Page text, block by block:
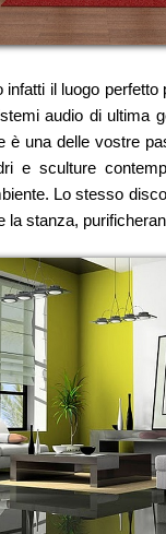
infatti il luogo perfetto
audio di ultima
è una delle vostre
e sculture
Lo stesso
la stanza,